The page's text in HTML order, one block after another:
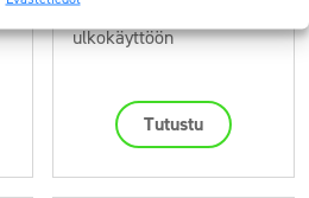
pohjustusaine sisä- ja
ulkokäyttöön
Tutustu